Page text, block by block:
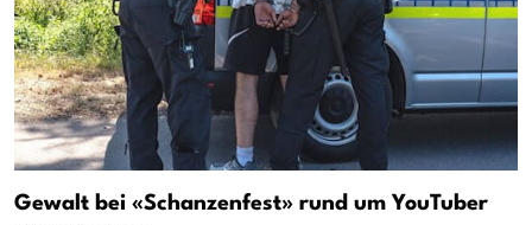
Gewalt bei «Schanzenfest» rund um YouTuber